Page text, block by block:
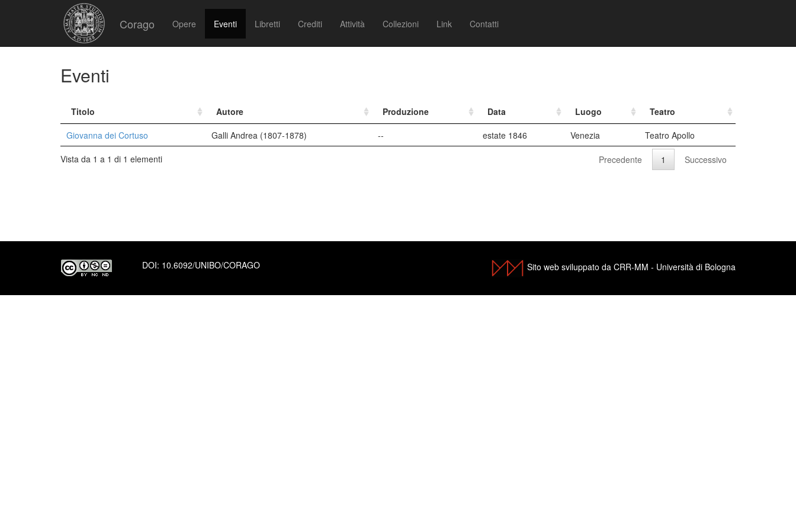
Corago Opere Eventi Libretti Crediti Attività Collezioni Link Contatti
Eventi
Titolo Autore Produzione Data Luogo
Teatro
Giovanna dei Cortuso
Galli Andrea (1807-1878) -- estate 1846 Venezia
Teatro Apollo
Vista da 1 a 1 di 1 elementi
Precedente 1 Successivo
DOI: 10.6092/UNIBO/CORAGO Sito web sviluppato da CRR-MM - Università di Bologna